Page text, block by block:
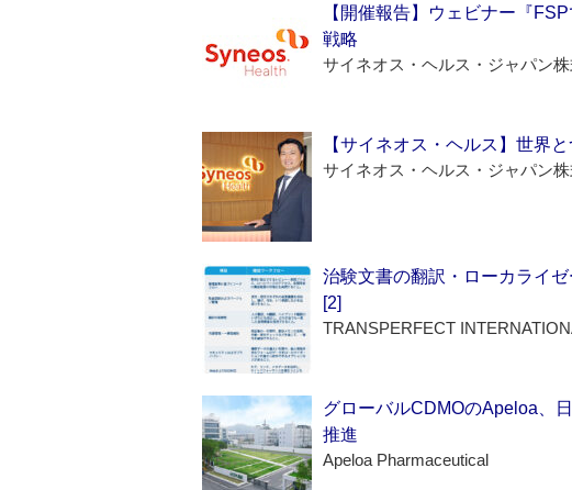
【開催報告】ウェビナー『
戦略
サイネオス・ヘルス・ジャパン
【サイネオス・ヘルス】世界
サイネオス・ヘルス・ジャパン
治験文書の翻訳・ローカライ
[2]
TRANSPERFECT
グローバルCDMOのApeloa、
推進
Apeloa Pharmaceutical